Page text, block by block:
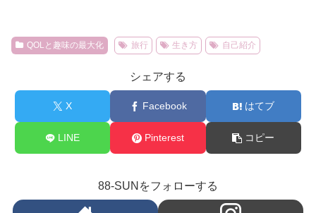
QOLと趣味の最大化 旅行 生き方 自己紹介
シェアする
X Facebook はてブ
LINE Pinterest コピー
88-SUNをフォローする